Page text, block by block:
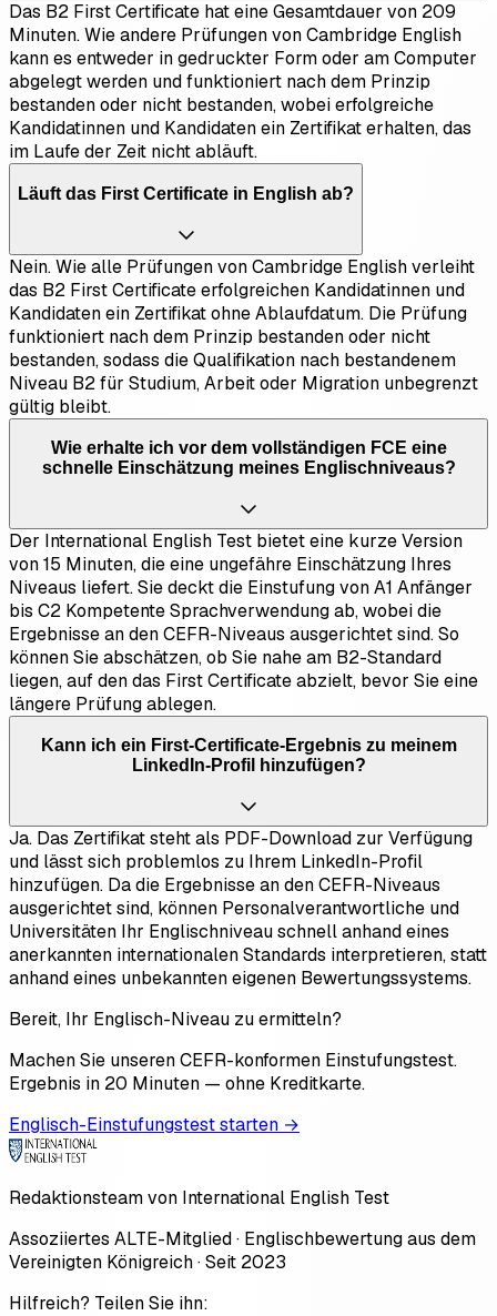
Das B2 First Certificate hat eine Gesamtdauer von 209
Minuten. Wie andere Prüfungen von Cambridge English
kann es entweder in gedruckter Form oder am Computer
abgelegt werden und funktioniert nach dem Prinzip
bestanden oder nicht bestanden, wobei erfolgreiche
Kandidatinnen und Kandidaten ein Zertifikat erhalten, das
im Laufe der Zeit nicht abläuft.
Läuft das First Certificate in English ab?
Nein. Wie alle Prüfungen von Cambridge English verleiht
das B2 First Certificate erfolgreichen Kandidatinnen und
Kandidaten ein Zertifikat ohne Ablaufdatum. Die Prüfung
funktioniert nach dem Prinzip bestanden oder nicht
bestanden, sodass die Qualifikation nach bestandenem
Niveau B2 für Studium, Arbeit oder Migration unbegrenzt
gültig bleibt.
Wie erhalte ich vor dem vollständigen FCE eine
schnelle Einschätzung meines Englischniveaus?
Der International English Test bietet eine kurze Version
von 15 Minuten, die eine ungefähre Einschätzung Ihres
Niveaus liefert. Sie deckt die Einstufung von A1 Anfänger
bis C2 Kompetente Sprachverwendung ab, wobei die
Ergebnisse an den CEFR-Niveaus ausgerichtet sind. So
können Sie abschätzen, ob Sie nahe am B2-Standard
liegen, auf den das First Certificate abzielt, bevor Sie eine
längere Prüfung ablegen.
Kann ich ein First-Certificate-Ergebnis zu meinem
LinkedIn-Profil hinzufügen?
Ja. Das Zertifikat steht als PDF-Download zur Verfügung
und lässt sich problemlos zu Ihrem LinkedIn-Profil
hinzufügen. Da die Ergebnisse an den CEFR-Niveaus
ausgerichtet sind, können Personalverantwortliche und
Universitäten Ihr Englischniveau schnell anhand eines
anerkannten internationalen Standards interpretieren, statt
anhand eines unbekannten eigenen Bewertungssystems.
Bereit, Ihr Englisch-Niveau zu ermitteln?
Machen Sie unseren CEFR-konformen Einstufungstest.
Ergebnis in 20 Minuten — ohne Kreditkarte.
Englisch-Einstufungstest starten →
Redaktionsteam von International English Test
Assoziiertes ALTE-Mitglied · Englischbewertung aus dem
Vereinigten Königreich · Seit 2023
Hilfreich? Teilen Sie ihn: